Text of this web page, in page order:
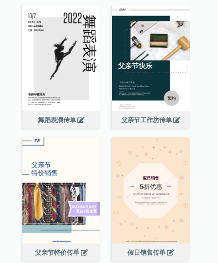
舞蹈表演传单 父亲节工作坊传单
父亲节特价传单 假日销售传单